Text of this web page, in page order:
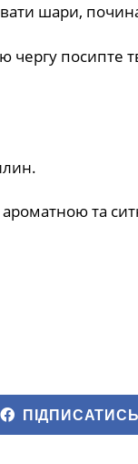
шари,
чергу посипте
та